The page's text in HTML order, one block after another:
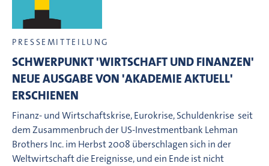
PRESSEMITTEILUNG
SCHWERPUNKT 'WIRTSCHAFT UND FINANZEN' 
NEUE AUSGABE VON 'AKADEMIE AKTUELL'
ERSCHIENEN
Finanz- und Wirtschaftskrise, Eurokrise, Schuldenkrise  seit
dem Zusammenbruch der US-Investmentbank Lehman
Brothers Inc. im Herbst 2008 überschlagen sich in der
Weltwirtschaft die Ereignisse, und ein Ende ist nicht